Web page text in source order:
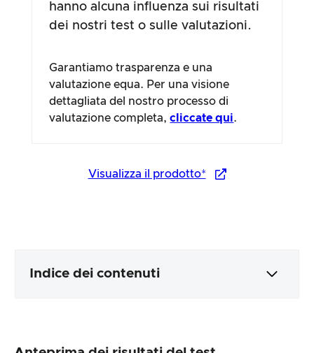
hanno alcuna influenza sui risultati
dei nostri test o sulle valutazioni.
Garantiamo trasparenza e una
valutazione equa. Per una visione
dettagliata del nostro processo di
valutazione completa,cliccate qui.
Visualizza il prodotto*
Indice dei contenuti